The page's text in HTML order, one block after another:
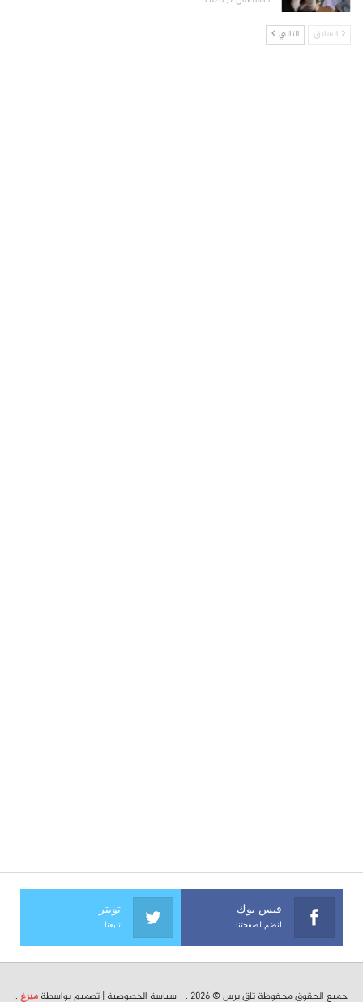
السابق التالي
فيس بوك
انضم لصفحتنا
تويتر
تابعنا
جميع الحقوق محفوظة تاق برس © 2026 . - سياسة الخصوصية | تصميم بواسطة ميرغ .